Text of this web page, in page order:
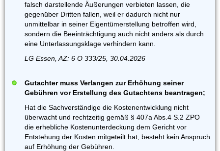
falsch darstellende Äußerungen verbieten lassen, die
gegenüber Dritten fallen, weil er dadurch nicht nur
unmittelbar in seiner Eigentümerstellung betroffen wird,
sondern die Beeinträchtigung auch nicht anders als durch
eine Unterlassungsklage verhindern kann.
LG Essen, AZ: 6 O 333/25, 30.04.2026
Gutachter muss Verlangen zur Erhöhung seiner
Gebühren vor Erstellung des Gutachtens beantragen;
Hat die Sachverständige die Kostenentwicklung nicht
überwacht und rechtzeitig gemäß § 407a Abs.4 S.2 ZPO
die erhebliche Kostenunterdeckung dem Gericht vor
Entstehung der Kosten mitgeteilt hat, besteht kein Anspruch
auf Erhöhung der Gebühren.